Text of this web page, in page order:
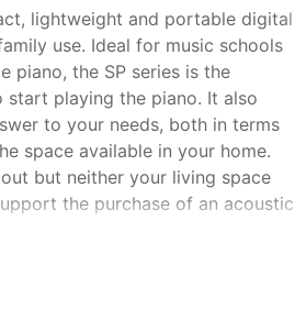
lightweight and portable digital
use. Ideal for music schools
piano, the SP series is the
playing the piano. It also
to your needs, both in terms
space available in your home.
but neither your living space
the purchase of an acoustic